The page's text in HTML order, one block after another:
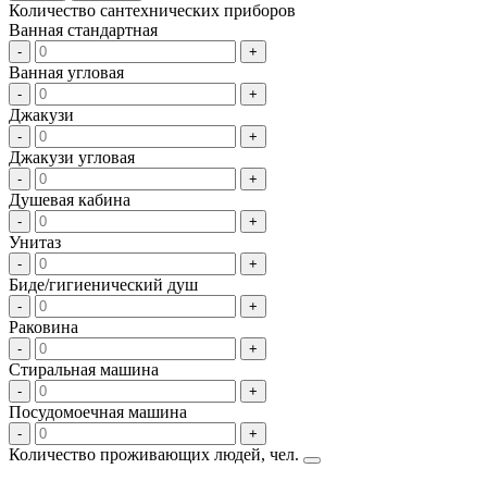
Количество сантехнических приборов
Ванная стандартная
- +
Ванная угловая
- +
Джакузи
- +
Джакузи угловая
- +
Душевая кабина
- +
Унитаз
- +
Биде/гигиенический душ
- +
Раковина
- +
Стиральная машина
- +
Посудомоечная машина
- +
Количество проживающих людей, чел.